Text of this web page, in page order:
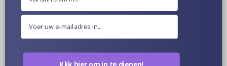
Poppen Van Dichtbij